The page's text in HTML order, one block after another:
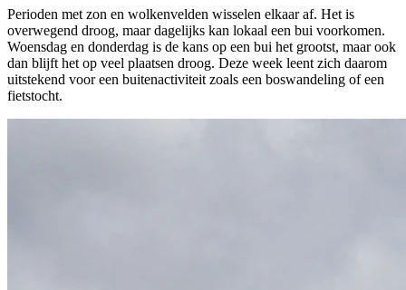
Perioden met zon en wolkenvelden wisselen elkaar af. Het is
overwegend droog, maar dagelijks kan lokaal een bui voorkomen.
Woensdag en donderdag is de kans op een bui het grootst, maar ook
dan blijft het op veel plaatsen droog. Deze week leent zich daarom
uitstekend voor een buitenactiviteit zoals een boswandeling of een
fietstocht.